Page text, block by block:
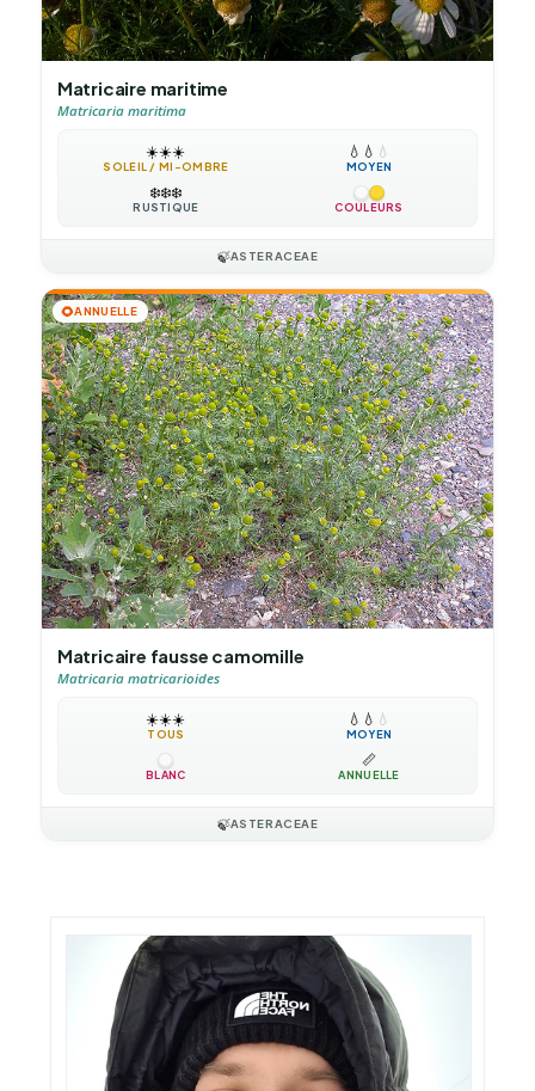
Matricaire maritime
Matricaria maritima
☀️☀️☀️
SOLEIL / MI-OMBRE
💧 💧 💧
MOYEN
❄️❄️❄️
RUSTIQUE COULEURS
🍃ASTERACEAE
🌻ANNUELLE
Matricaire fausse camomille
Matricaria matricarioides
☀️☀️☀️
TOUS
💧 💧 💧
MOYEN
BLANC
📏
ANNUELLE
🍃ASTERACEAE